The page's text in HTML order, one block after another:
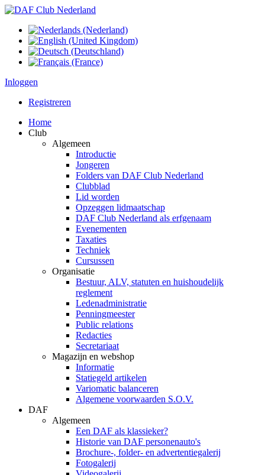
Inloggen
Registreren
Home
Club
Algemeen
Introductie
Jongeren
Folders van DAF Club Nederland
Clubblad
Lid worden
Opzeggen lidmaatschap
DAF Club Nederland als erfgenaam
Evenementen
Taxaties
Techniek
Cursussen
Organisatie
Bestuur, ALV, statuten en huishoudelijk
reglement
Ledenadministratie
Penningmeester
Public relations
Redacties
Secretariaat
Magazijn en webshop
Informatie
Statiegeld artikelen
Variomatic balanceren
Algemene voorwaarden S.O.V.
DAF
Algemeen
Een DAF als klassieker?
Historie van DAF personenauto's
Brochure-, folder- en advertentiegalerij
Fotogalerij